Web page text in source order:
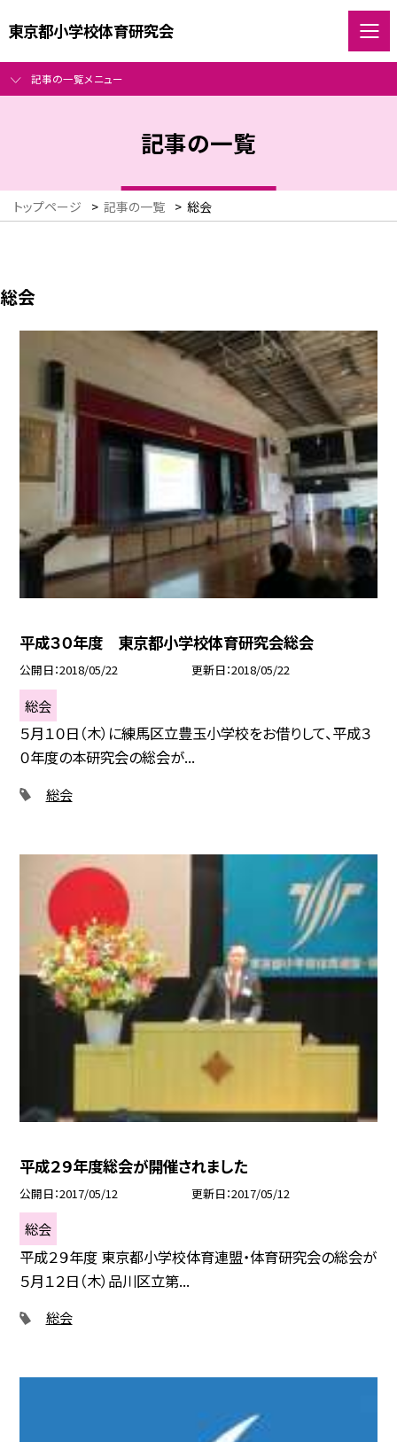
東京都小学校体育研究会
記事の一覧メニュー
記事の一覧
トップページ > 記事の一覧 > 総会
総会
平成３０年度 東京都小学校体育研究会総会
公開日 2018/05/22 更新日 2018/05/22
総会
５月１０日（木）に練馬区立豊玉小学校をお借りして、平成３
０年度の本研究会の総会が...
総会
平成２９年度総会が開催されました
公開日 2017/05/12 更新日 2017/05/12
総会
平成２９年度 東京都小学校体育連盟・体育研究会の総会が
５月１２日（木）品川区立第...
総会